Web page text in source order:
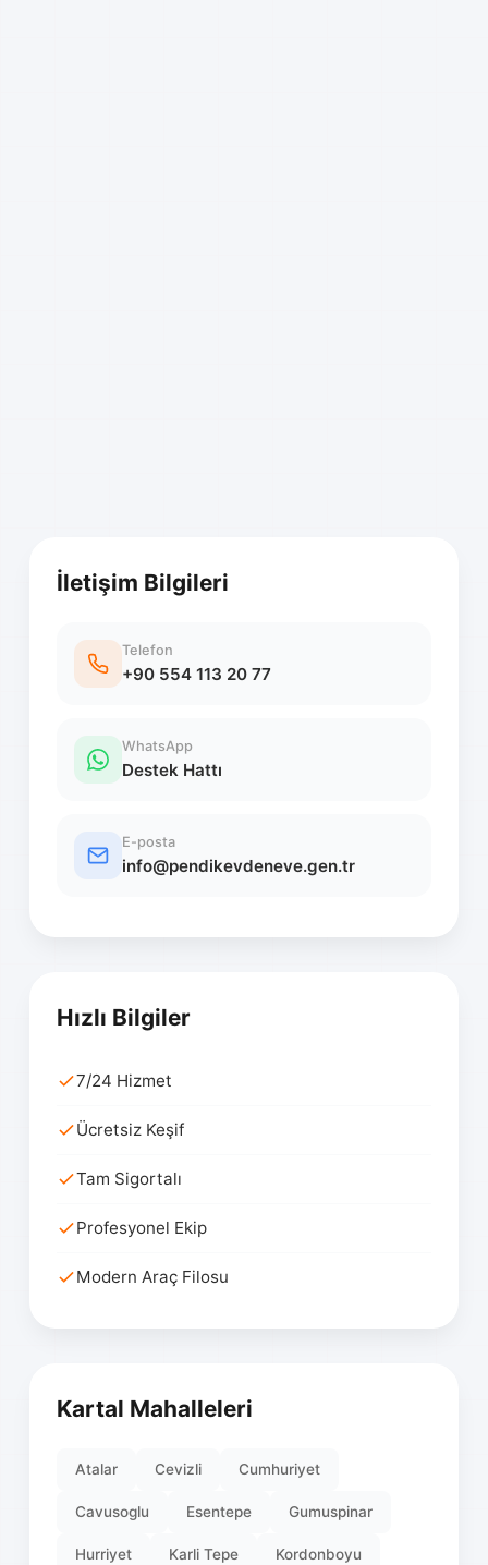
İletişim Bilgileri
Telefon
+90 554 113 20 77
WhatsApp
Destek Hattı
E-posta
info@pendikevdeneve.gen.tr
Hızlı Bilgiler
7/24 Hizmet
Ücretsiz Keşif
Tam Sigortalı
Profesyonel Ekip
Modern Araç Filosu
Kartal Mahalleleri
Atalar Cevizli Cumhuriyet
Cavusoglu Esentepe Gumuspinar
Hurriyet Karli Tepe Kordonboyu